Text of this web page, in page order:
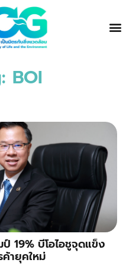
BOI
19% บีโอไอชูจุดแข็ง
ายุคใหม่